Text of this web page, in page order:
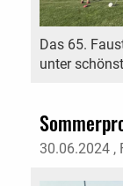
Das 65.
unter
30.06.2024 ,